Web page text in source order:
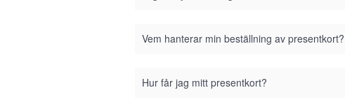
Vem hanterar min beställning av presentkort?
Hur får jag mitt presentkort?